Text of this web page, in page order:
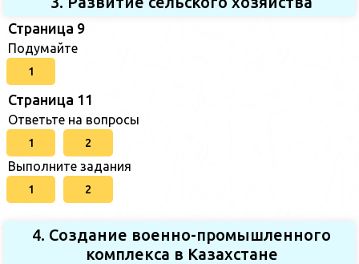
Страница 9
Подумайте
1
Страница 11
Ответьте на вопросы
1 2
Выполните задания
1 2
4. Создание военно-промышленного
комплекса в Казахстане